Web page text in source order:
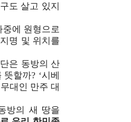
도 살고 있지
중에 원형으로
명 및 위치를
은 동방의 산
할까? ‘시베
대인 만주 대
방의 새 땅을